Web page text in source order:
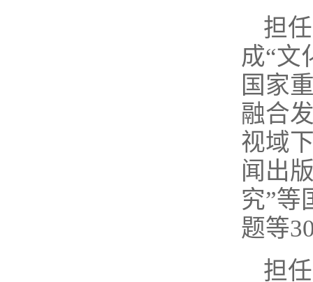
担
成“文
国家
融合
视域
闻出
究”等
题等
担